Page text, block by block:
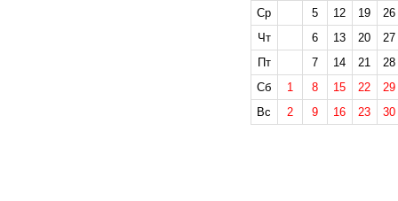
Ср
5 12 19
26
Чт
6 13 20
27
Пт
7 14 21
28
Сб
1 8 15 22
29
Вс
2 9 16 23 30